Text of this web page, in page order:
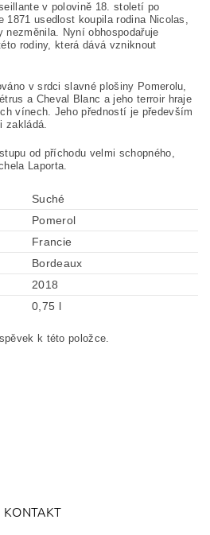
v polovině 18. století po
1871 usedlost koupila rodina Nicolas,
nezměnila. Nyní obhospodařuje
rodiny, která dává vzniknout
v srdci slavné plošiny Pomerolu,
a Cheval Blanc a jeho terroir hraje
vínech. Jeho předností je především
zakládá.
od příchodu velmi schopného,
Laporta.
Suché
Pomerol
Francie
Bordeaux
2018
0,75 l
k této položce.
KONTAKT